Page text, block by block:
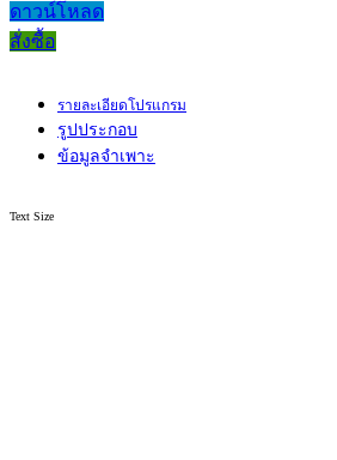
ดาวน์โหลด
สั่งซื้อ
รายละเอียดโปรแกรม
รูปประกอบ
ข้อมูลจำเพาะ
Text Size